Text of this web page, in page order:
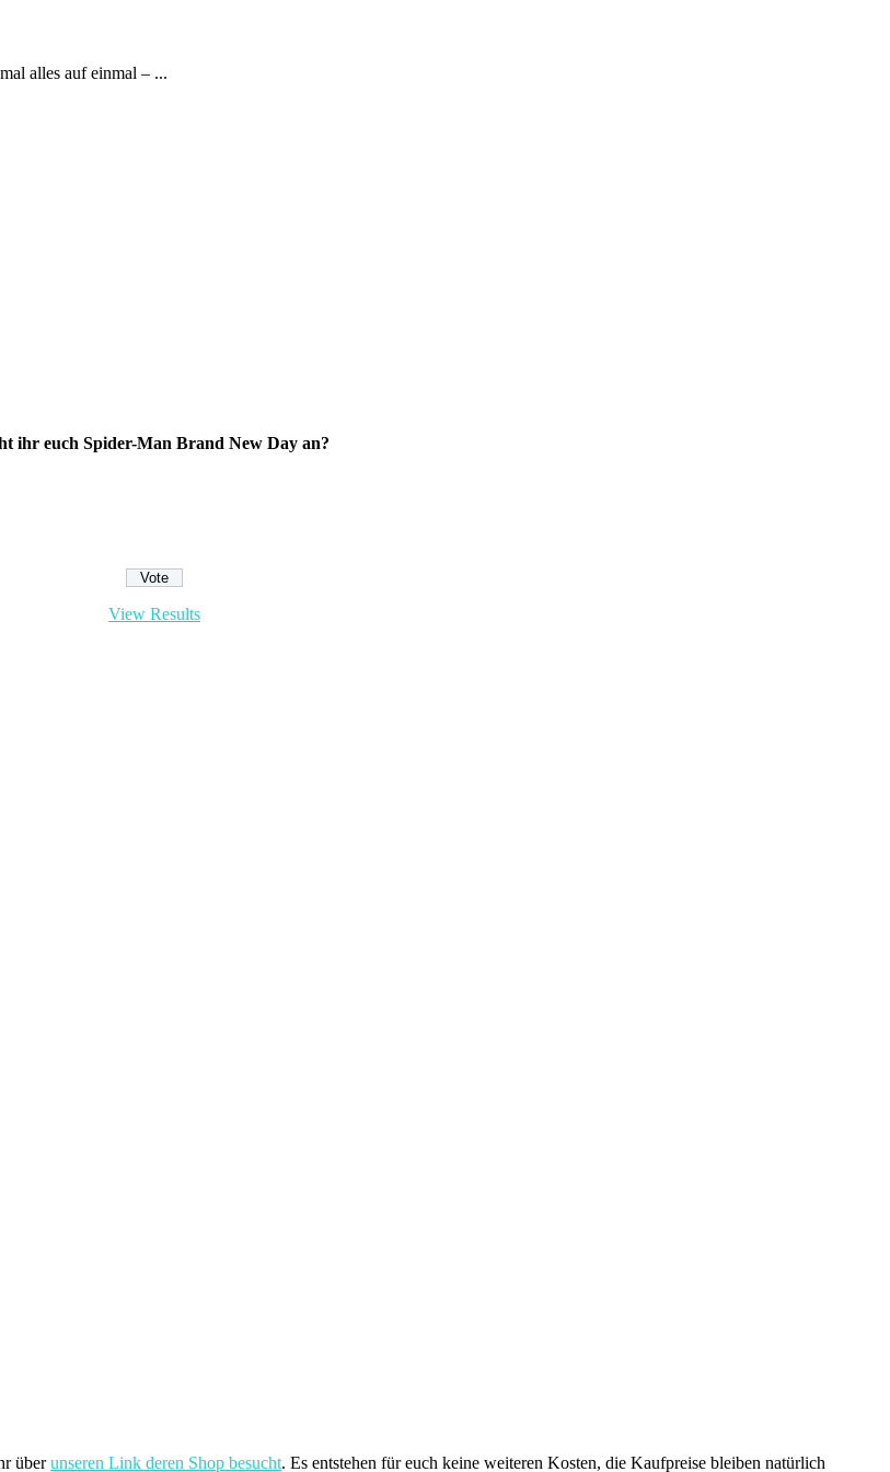
alles auf einmal – ...
ihr euch Spider-Man Brand New Day an?
View Results
überunseren Link deren Shop besucht. Es entstehen für euch keine weiteren Kosten, die Kaufpreise bleiben natürlich